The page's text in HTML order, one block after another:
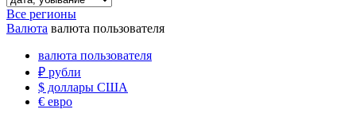
Все регионы
Валюта валюта пользователя
валюта пользователя
₽ рубли
$ доллары США
€ евро